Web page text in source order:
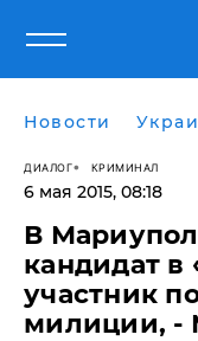
Новости
ДИАЛОГ КРИМИНАЛ
6 мая 2015, 08:18
​В
кандидат
участник
милиции, -